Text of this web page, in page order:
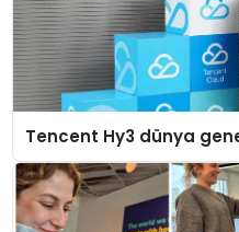
Tencent Hy3 dünya